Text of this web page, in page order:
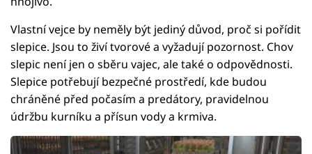
Vlastní vejce by neměly být jediný důvod, proč si pořídit
slepice. Jsou to živí tvorové a vyžadují pozornost. Chov
slepic není jen o sběru vajec, ale také o odpovědnosti.
Slepice potřebují bezpečné prostředí, kde budou
chráněné před počasím a predátory, pravidelnou
údržbu kurníku a přísun vody a krmiva.